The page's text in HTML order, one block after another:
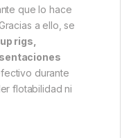
señuelo irresistible
que
de alta
se muestran